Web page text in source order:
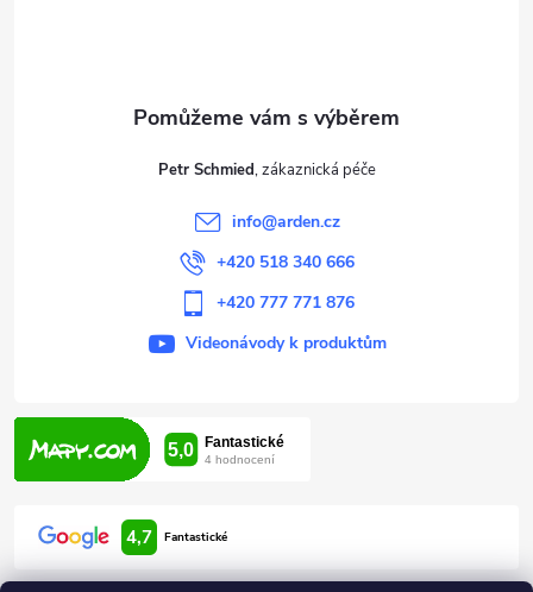
Petr Schmied
info@arden.cz
+420 518 340 666
+420 777 771 876
Videonávody k produktům
4,7 Fantastické